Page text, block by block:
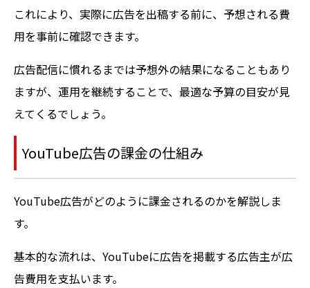
これにより、実際に広告を出稿する前に、予想される費
用を事前に確認できます。
広告配信に慣れるまでは予想外の結果になることもあり
ますが、運用を継続することで、最適な予算の目安が見
えてくるでしょう。
YouTube広告の課金の仕組み
YouTube広告がどのように課金されるのかを解説しま
す。
基本的な流れは、YouTubeに広告を掲載する広告主が広
告費用を支払います。